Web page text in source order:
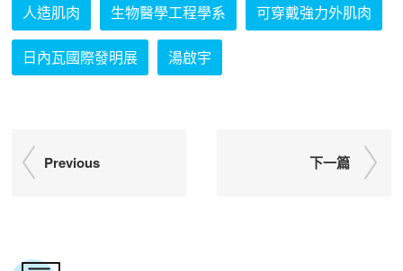
人造肌肉 生物醫學工程學系 可穿戴強力外肌肉
日內瓦國際發明展 湯啟宇
Previous 下一篇